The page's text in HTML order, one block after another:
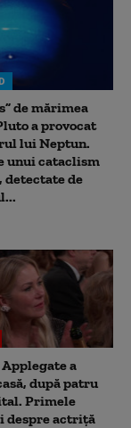
de mărimea
a provocat
lui Neptun.
unui cataclism
detectate de
a
după patru
Primele
despre actriță